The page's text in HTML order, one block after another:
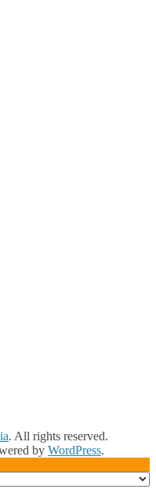
. All rights reserved.
by WordPress.